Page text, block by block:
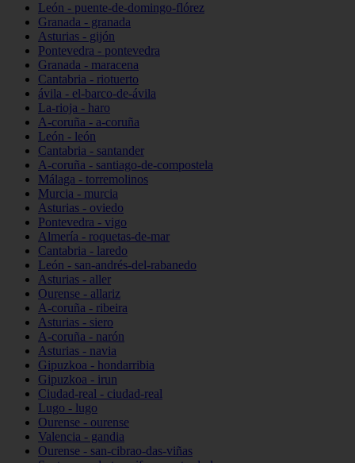
León - puente-de-domingo-flórez
Granada - granada
Asturias - gijón
Pontevedra - pontevedra
Granada - maracena
Cantabria - riotuerto
ávila - el-barco-de-ávila
La-rioja - haro
A-coruña - a-coruña
León - león
Cantabria - santander
A-coruña - santiago-de-compostela
Málaga - torremolinos
Murcia - murcia
Asturias - oviedo
Pontevedra - vigo
Almería - roquetas-de-mar
Cantabria - laredo
León - san-andrés-del-rabanedo
Asturias - aller
Ourense - allariz
A-coruña - ribeira
Asturias - siero
A-coruña - narón
Asturias - navia
Gipuzkoa - hondarribia
Gipuzkoa - irun
Ciudad-real - ciudad-real
Lugo - lugo
Ourense - ourense
Valencia - gandia
Ourense - san-cibrao-das-viñas